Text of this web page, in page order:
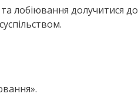
лобіювання долучитися до